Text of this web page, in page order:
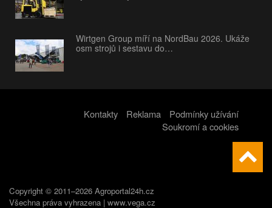
Wirtgen Group míří na NordBau 2026. Ukáže
osm strojů i sestavu do…
Kontakty Reklama
Podmínky užívání
Soukromí a cookies
Copyright © 2011–2026 Agroportal24h.cz
Všechna práva vyhrazena | www.vega.cz